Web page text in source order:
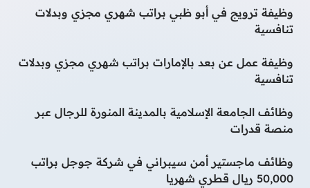
وظيفة ترويج في أبو ظبي براتب شهري مجزي وبدلات
تنافسية
وظيفة عمل عن بعد بالإمارات براتب شهري مجزي وبدلات
تنافسية
وظائف الجامعة الإسلامية بالمدينة المنورة للرجال عبر
منصة قدرات
وظائف ماجستير أمن سيبراني في شركة جوجل براتب
50,000 ريال قطري شهريا